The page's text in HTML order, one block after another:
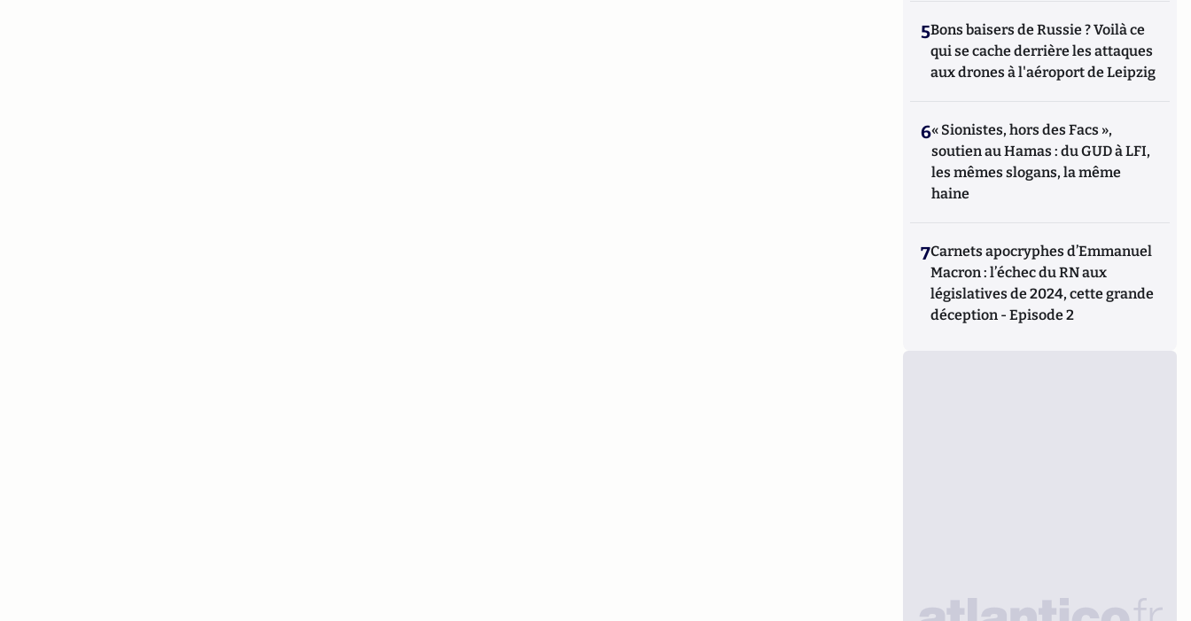
5Bons baisers de Russie ? Voilà ce
qui se cache derrière les attaques
aux drones à l'aéroport de Leipzig
6« Sionistes, hors des Facs »,
soutien au Hamas : du GUD à LFI,
les mêmes slogans, la même
haine
7Carnets apocryphes d’Emmanuel
Macron : l’échec du RN aux
législatives de 2024, cette grande
déception - Episode 2